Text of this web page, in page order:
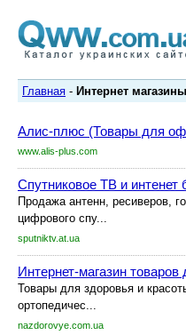
Главная - Интернет магазины
Алис-плюс (Товары для
www.alis-plus.com
Спутниковое ТВ и интенет
Продажа антенн, ресиверов,
цифрового спу...
sputniktv.at.ua
Интернет-магазин
Товары для здоровья и
ортопедичес...
nazdorovye.com.ua